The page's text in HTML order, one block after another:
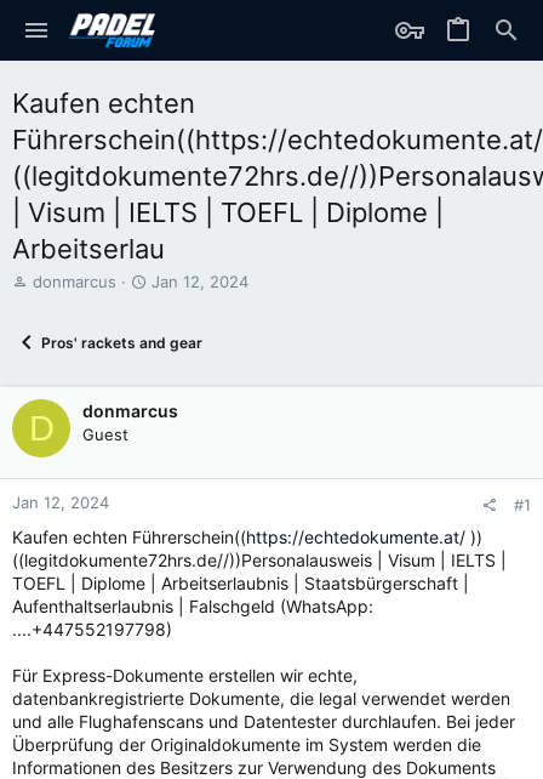
Kaufen echten
Führerschein((https://
((legitdokumente72hrs.de//
| Visum | IELTS | TOEFL | Diplome |
Arbeitserlau
T
d
a
r
t
r
donmarcus
S
r
d
a
Jan 12, 2024
Pros' rackets and gear
D donmarcus
Guest
Jan 12, 2024 #1
Kaufen echten Führerschein((https://echtedokumente.at/ ))
((legitdokumente72hrs.de//))Personalausweis | Visum | IELTS |
TOEFL | Diplome | Arbeitserlaubnis | Staatsbürgerschaft |
Aufenthaltserlaubnis | Falschgeld (WhatsApp:
....+447552197798)
Für Express-Dokumente erstellen wir echte,
datenbankregistrierte Dokumente, die legal verwendet werden
und alle Flughafenscans und Datentester durchlaufen. Bei jeder
Überprüfung der Originaldokumente im System werden die
Informationen des Besitzers zur Verwendung des Dokuments